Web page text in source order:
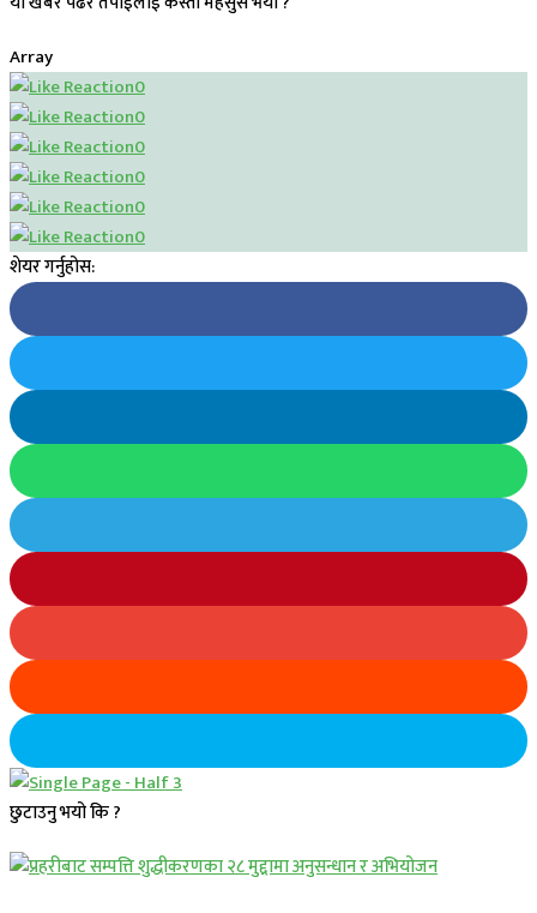
Array
0
0
0
0
0
0
शेयर गर्नुहोस:
छुटाउनु भयो कि ?